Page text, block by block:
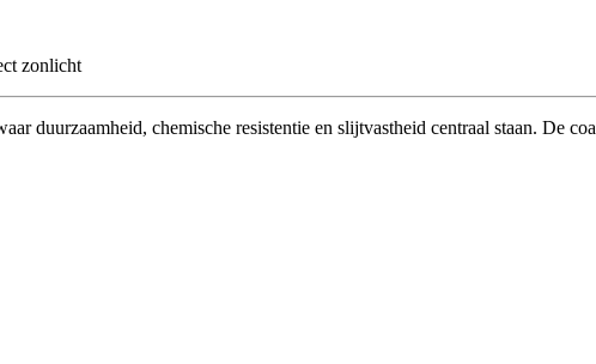
zonlicht
duurzaamheid, chemische resistentie en slijtvastheid centraal staan. De